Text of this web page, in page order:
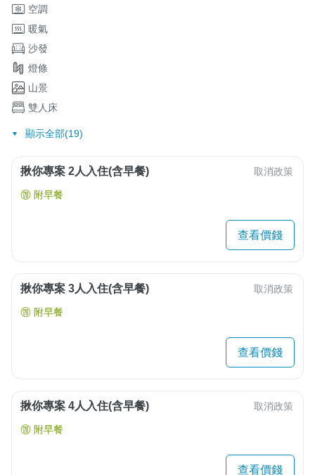
空調
暖氣
沙發
燈條
山景
雙人床
顯示全部(19)
揪你專案 2人入住(含早餐) 取消政策
附早餐
查看價錢
揪你專案 3人入住(含早餐) 取消政策
附早餐
查看價錢
揪你專案 4人入住(含早餐) 取消政策
附早餐
查看價錢